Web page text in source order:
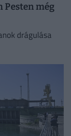
Pesten még
drágulása